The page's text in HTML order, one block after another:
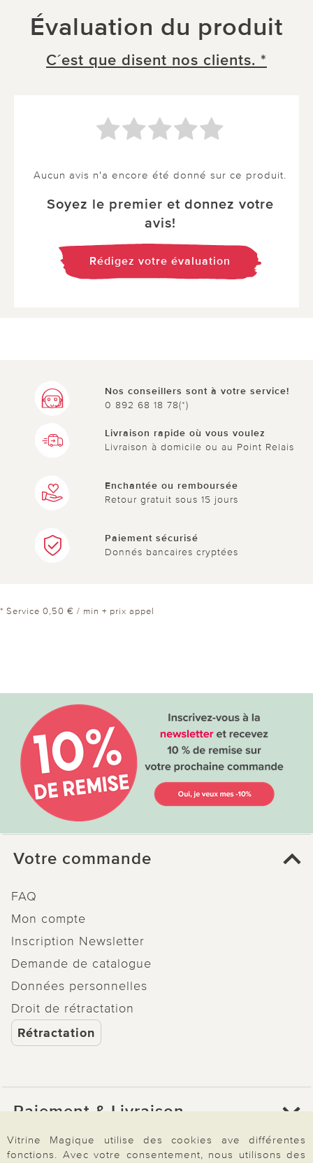
Évaluation du produit
C´est que disent nos clients. *
Aucun avis n'a encore été donné sur ce produit.
Soyez le premier et donnez votre
avis!
Rédigez votre évaluation
Nos conseillers sont à votre service!
0 892 68 18 78(*)
Livraison rapide où vous voulez
Livraison à domicile ou au Point Relais
Enchantée ou remboursée
Retour gratuit sous 15 jours
Paiement sécurisé
Donnés bancaires cryptées
* Service 0,50 € / min + prix appel
Votre commande
FAQ
Mon compte
Inscription Newsletter
Demande de catalogue
Données personnelles
Droit de rétractation
Rétractation
Paiement & Livraison
Vitrine Magique utilise des cookies ave différentes
fonctions. Avec votre consentement, nous utilisons des